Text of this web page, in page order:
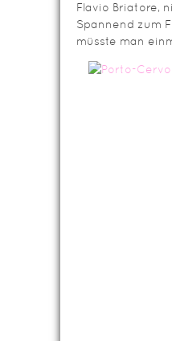
Flavio Briatore,
Spannend zum
müsste man